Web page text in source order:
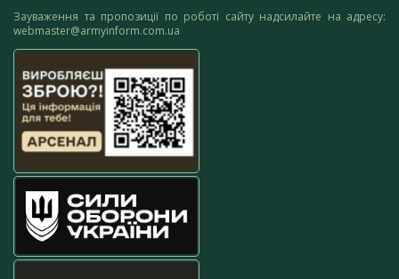
Зауваження та пропозиції по роботі сайту надсилайте на адресу:
webmaster@armyinform.com.ua